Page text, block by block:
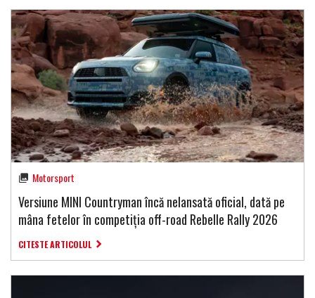
Motorsport
Versiune MINI Countryman încă nelansată oficial, dată pe
mâna fetelor în competiția off-road Rebelle Rally 2026
CITESTE ARTICOLUL